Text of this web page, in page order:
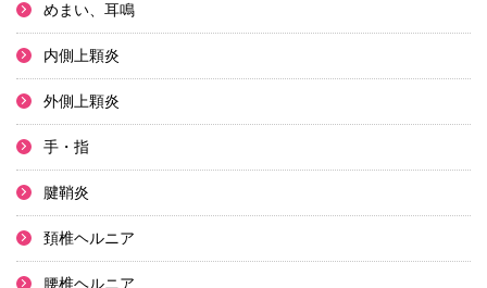
めまい、耳鳴
内側上顆炎
外側上顆炎
手・指
腱鞘炎
頚椎ヘルニア
腰椎ヘルニア